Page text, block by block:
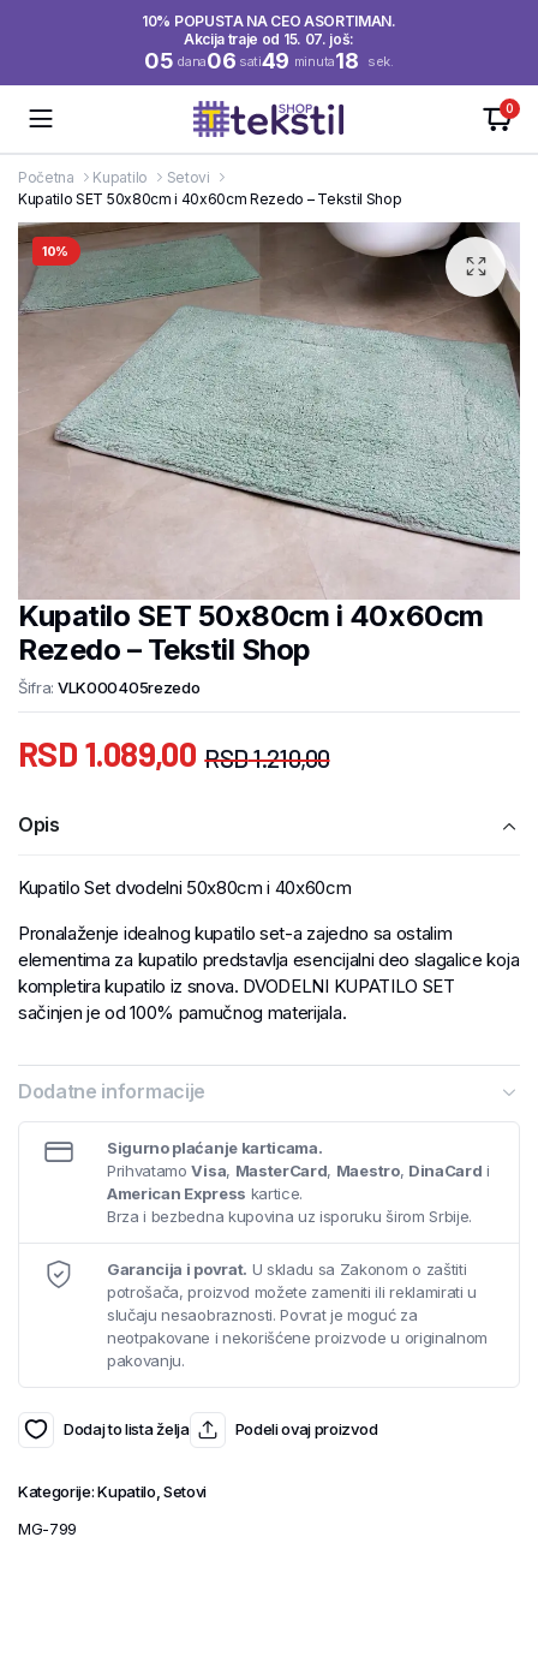
10% POPUSTA NA CEO ASORTIMAN.
Akcija traje od 15. 07. još:
05 dana06 sati49 minuta18 sek.
0
Početna Kupatilo
Setovi
Kupatilo SET 50x80cm i 40x60cm Rezedo – Tekstil Shop
10%
Kupatilo SET 50x80cm i 40x60cm
Rezedo – Tekstil Shop
Šifra: VLK000405rezedo
RSD1.210,00
RSD 1.089,00
Opis
Kupatilo Set dvodelni 50x80cm i 40x60cm
Pronalaženje idealnog kupatilo set-a zajedno sa ostalim
elementima za kupatilo predstavlja esencijalni deo slagalice koja
kompletira kupatilo iz snova. DVODELNI KUPATILO SET
sačinjen je od 100% pamučnog materijala.
Dodatne informacije
Sigurno plaćanje karticama.
PrihvatamoVisa, MasterCard, Maestro, DinaCard i
American Express kartice.
Brza i bezbedna kupovina uz isporuku širom Srbije.
Garancija i povrat. U skladu sa Zakonom o zaštiti
potrošača, proizvod možete zameniti ili reklamirati u
slučaju nesaobraznosti. Povrat je moguć za
neotpakovane i nekorišćene proizvode u originalnom
pakovanju.
Dodaj to lista želja Podeli ovaj proizvod
Kategorije:Kupatilo Setovi
MG-799